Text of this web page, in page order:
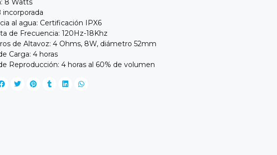
8 Watts
incorporada
al agua: Certificación IPX6
de Frecuencia: 120Hz-18Khz
de Altavoz: 4 Ohms, 8W, diámetro 52mm
Carga: 4 horas
Reproducción: 4 horas al 60% de volumen